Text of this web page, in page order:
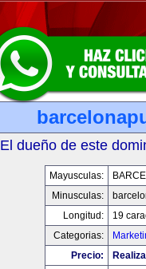
El dueño de este
Mayusculas:
Minusculas:
Longitud:
19
Categorias:
Precio: